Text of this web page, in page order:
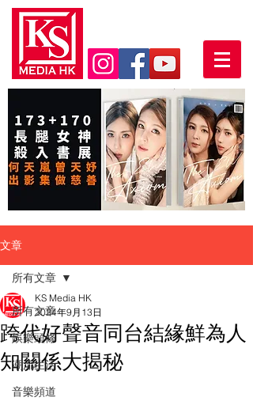
文章
所有文章
娛樂頭條
潮流生活
音樂頻道
所有文章
跨代好聲音同台結緣鮮為人
知關係大揭秘
KS Media HK
2024年9月13日